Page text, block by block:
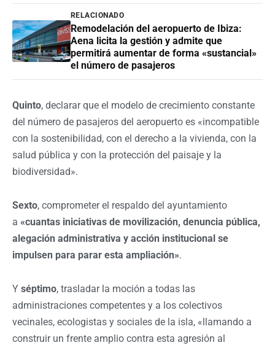
RELACIONADO
Remodelación del aeropuerto de Ibiza:
Aena licita la gestión y admite que
permitirá aumentar de forma «sustancial»
el número de pasajeros
Quinto, declarar que el modelo de crecimiento constante
del número de pasajeros del aeropuerto es «incompatible
con la sostenibilidad, con el derecho a la vivienda, con la
salud pública y con la protección del paisaje y la
biodiversidad».
Sexto, comprometer el respaldo del ayuntamiento
a «cuantas iniciativas de movilización, denuncia pública,
alegación administrativa y acción institucional se
impulsen para parar esta ampliación».
Y séptimo, trasladar la moción a todas las
administraciones competentes y a los colectivos
vecinales, ecologistas y sociales de la isla, «llamando a
construir un frente amplio contra esta agresión al